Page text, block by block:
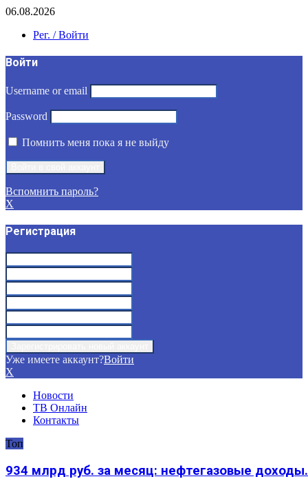
06.08.2026
Рег. / Войти
Войти
Username or email
Password
Помнить меня пока я не выйду
Вспомнить пароль?
X
Регистрация
Уже имеете аккаунт?Войти
X
Новости
ТВ Онлайн
Контакты
Топ
934 млрд руб. за месяц: нефтегазовые